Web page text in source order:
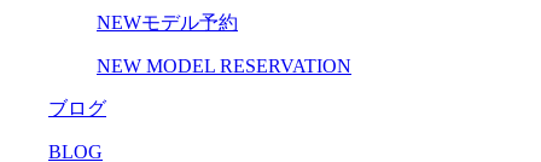
NEWモデル予約
NEW MODEL RESERVATION
ブログ
BLOG